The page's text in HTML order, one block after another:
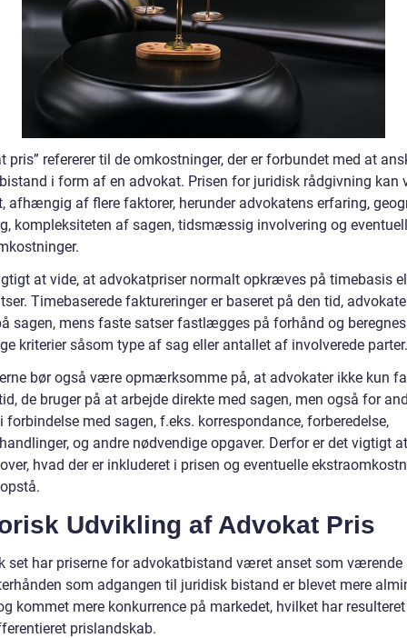
pris” refererer til de omkostninger, der er forbundet med at
i form af en advokat. Prisen for juridisk rådgivning kan
afhængig af flere faktorer, herunder advokatens erfaring,
kompleksiteten af sagen, tidsmæssig involvering og
at vide, at advokatpriser normalt opkræves på timebasis
Timebaserede faktureringer er baseret på den tid,
sagen, mens faste satser fastlægges på forhånd og
kriterier såsom type af sag eller antallet af involverede parter.
bør også være opmærksomme på, at advokater ikke kun
de bruger på at arbejde direkte med sagen, men også for
forbindelse med sagen, f.eks. korrespondance, forberedelse,
og andre nødvendige opgaver. Derfor er det vigtigt
hvad der er inkluderet i prisen og eventuelle
Udvikling af Advokat Pris
set har priserne for advokatbistand været anset som værende
som adgangen til juridisk bistand er blevet mere
kommet mere konkurrence på markedet, hvilket har
prislandskab.